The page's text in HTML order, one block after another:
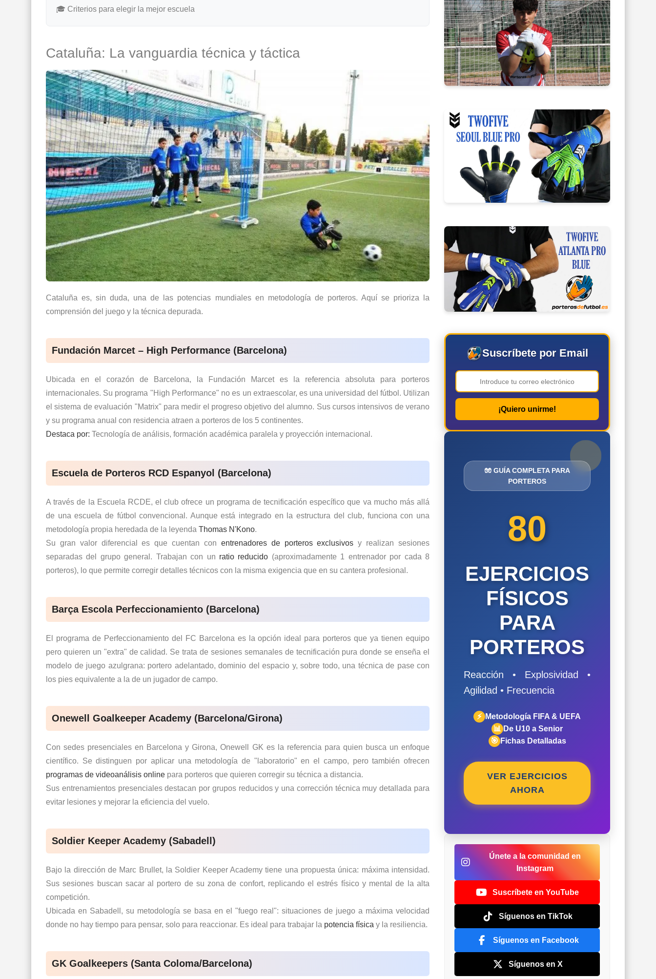
🎓 Criterios para elegir la mejor escuela
Cataluña: La vanguardia técnica y táctica
Cataluña es, sin duda, una de las potencias mundiales en metodología de porteros. Aquí se prioriza la
comprensión del juego y la técnica depurada.
Fundación Marcet – High Performance (Barcelona)
Ubicada en el corazón de Barcelona, la Fundación Marcetes la referencia absoluta para porteros
internacionales. Su programa "High Performance" no es un extraescolar, es una universidad del fútbol. Utilizan
el sistema de evaluación "Matrix" para medir el progreso objetivo del alumno. Sus cursos intensivos de verano
y su programa anual con residencia atraen a porteros de los 5 continentes.
Destaca por: Tecnología de análisis, formación académica paralela y proyección internacional.
Escuela de Porteros RCD Espanyol (Barcelona)
A través de la Escuela RCDE, el club ofrece un programa de tecnificación específico que va mucho más allá
de una escuela de fútbol convencional. Aunque está integrado en la estructura del club, funciona con una
metodología propia heredada de la leyenda Thomas N'Kono.
Su gran valor diferencial es que cuentan con entrenadores de porteros exclusivos y realizan sesiones
separadas del grupo general. Trabajan con un ratio reducido (aproximadamente 1 entrenador por cada 8
porteros), lo que permite corregir detalles técnicos con la misma exigencia que en su cantera profesional.
Barça Escola Perfeccionamiento (Barcelona)
El programa de Perfeccionamiento del FC Barcelona es la opción ideal para porteros que ya tienen equipo
pero quieren un "extra" de calidad. Se trata de sesiones semanales de tecnificación pura donde se enseña el
modelo de juego azulgrana: portero adelantado, dominio del espacio y, sobre todo, una técnica de pase con
los pies equivalente a la de un jugador de campo.
Onewell Goalkeeper Academy (Barcelona/Girona)
Con sedes presenciales en Barcelona y Girona,Onewell GK es la referencia para quien busca un enfoque
científico. Se distinguen por aplicar una metodología de "laboratorio" en el campo, pero también ofrecen
programas de videoanálisis online para porteros que quieren corregir su técnica a distancia.
Sus entrenamientos presenciales destacan por grupos reducidos y una corrección técnica muy detallada para
evitar lesiones y mejorar la eficiencia del vuelo.
Soldier Keeper Academy (Sabadell)
Bajo la dirección de Marc Brullet, la Soldier Keeper Academy tiene una propuesta única: máxima intensidad.
Sus sesiones buscan sacar al portero de su zona de confort, replicando el estrés físico y mental de la alta
competición.
Ubicada en Sabadell, su metodología se basa en el "fuego real": situaciones de juego a máxima velocidad
donde no hay tiempo para pensar, solo para reaccionar. Es ideal para trabajar la potencia física y la resiliencia.
GK Goalkeepers (Santa Coloma/Barcelona)
Suscríbete por Email
¡Quiero unirme!
🧤 GUÍA COMPLETA PARA
PORTEROS
80
EJERCICIOS
FÍSICOS
PARA
PORTEROS
Reacción • Explosividad •
Agilidad • Frecuencia
⚡ Metodología FIFA & UEFA
📊 De U10 a Senior
🎯 Fichas Detalladas
VER EJERCICIOS
AHORA
Únete a la comunidad en
Instagram
Suscríbete en YouTube
Síguenos en TikTok
Síguenos en Facebook
Síguenos en X